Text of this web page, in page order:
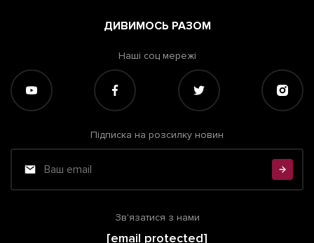
ДИВИМОСЬ РАЗОМ
Наші соц мережі
Підписка на розсилку новин
Зв'язатися з нами
[email protected]